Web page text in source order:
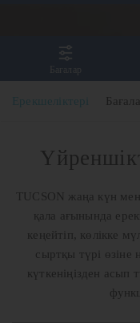
TUCSON
Бағалар
Ерекшеліктері
TUCSON жаңа күн
қала ағынында
кеңейтіп, көлікке
сыртқы түрі өзіне
күткеніңізден асып